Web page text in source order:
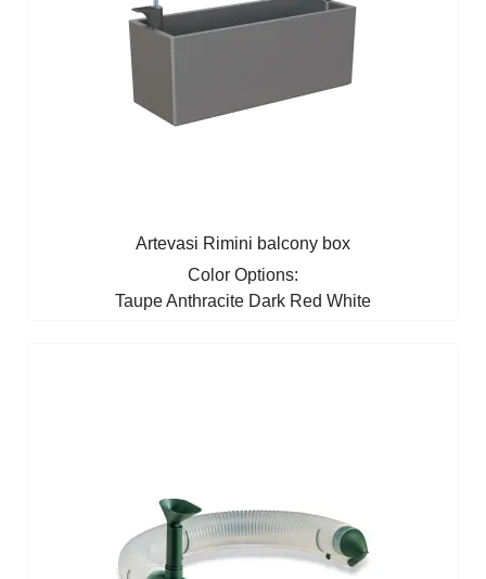
Artevasi Rimini balcony box
Color Options:
TaupeAnthracite Dark Red White